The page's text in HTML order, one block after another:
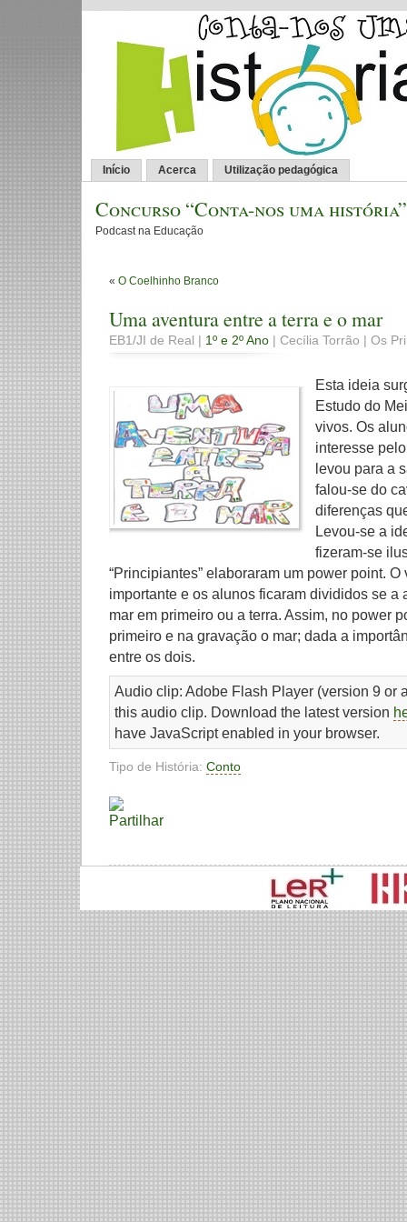
Início Acerca Utilização pedagógica
Concurso “Conta-nos uma história”
Podcast na Educação
« O Coelhinho Branco
Uma aventura entre a terra e o mar
EB1/JI de Real | 1º e 2º Ano | Cecília Torrão | Os
Esta ideia
Estudo do
vivos. Os
interesse
levou para a
falou-se do
diferenças
Levou-se a
fizeram-se
“Principiantes” elaboraram um power point.
importante e os alunos ficaram divididos se a
mar em primeiro ou a terra. Assim, no power
primeiro e na gravação o mar; dada a
entre os dois.
Audio clip: Adobe Flash Player (version 9 or
this audio clip. Download the latest version
have JavaScript enabled in your browser.
Tipo de História: Conto